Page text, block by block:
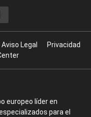
Aviso Legal
Privacidad
europeo líder en
para el